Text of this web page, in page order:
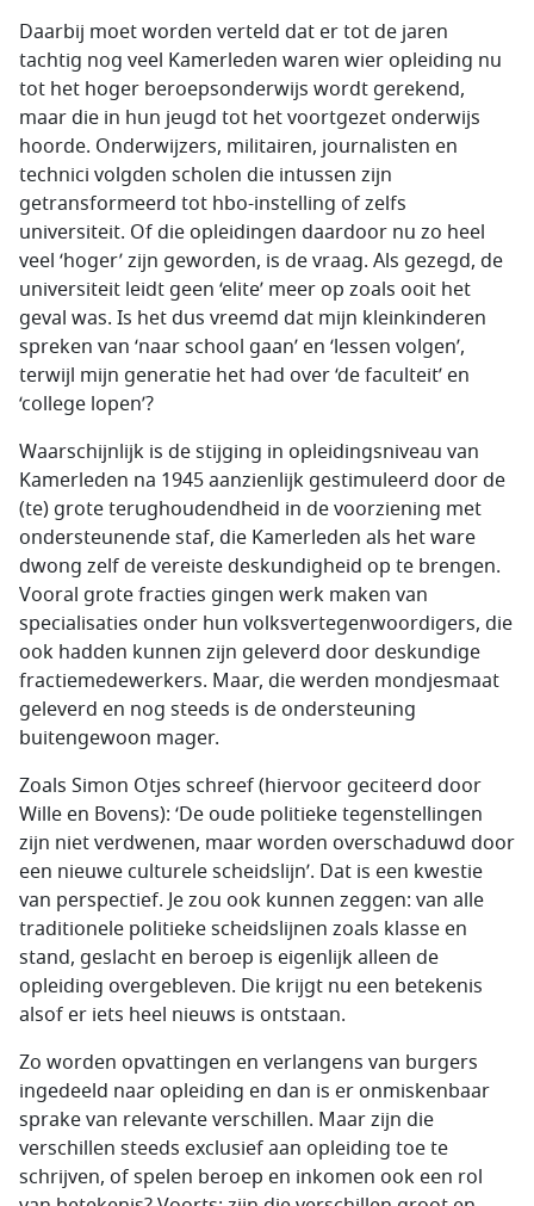
Daarbij moet worden verteld dat er tot de jaren
tachtig nog veel Kamerleden waren wier opleiding nu
tot het hoger beroepsonderwijs wordt gerekend,
maar die in hun jeugd tot het voortgezet onderwijs
hoorde. Onderwijzers, militairen, journalisten en
technici volgden scholen die intussen zijn
getransformeerd tot hbo-instelling of zelfs
universiteit. Of die opleidingen daardoor nu zo heel
veel ‘hoger’ zijn geworden, is de vraag. Als gezegd, de
universiteit leidt geen ‘elite’ meer op zoals ooit het
geval was. Is het dus vreemd dat mijn kleinkinderen
spreken van ‘naar school gaan’ en ‘lessen volgen’,
terwijl mijn generatie het had over ‘de faculteit’ en
‘college lopen’?
Waarschijnlijk is de stijging in opleidingsniveau van
Kamerleden na 1945 aanzienlijk gestimuleerd door de
(te) grote terughoudendheid in de voorziening met
ondersteunende staf, die Kamerleden als het ware
dwong zelf de vereiste deskundigheid op te brengen.
Vooral grote fracties gingen werk maken van
specialisaties onder hun volksvertegenwoordigers, die
ook hadden kunnen zijn geleverd door deskundige
fractiemedewerkers. Maar, die werden mondjesmaat
geleverd en nog steeds is de ondersteuning
buitengewoon mager.
Zoals Simon Otjes schreef (hiervoor geciteerd door
Wille en Bovens): ‘De oude politieke tegenstellingen
zijn niet verdwenen, maar worden overschaduwd door
een nieuwe culturele scheidslijn’. Dat is een kwestie
van perspectief. Je zou ook kunnen zeggen: van alle
traditionele politieke scheidslijnen zoals klasse en
stand, geslacht en beroep is eigenlijk alleen de
opleiding overgebleven. Die krijgt nu een betekenis
alsof er iets heel nieuws is ontstaan.
Zo worden opvattingen en verlangens van burgers
ingedeeld naar opleiding en dan is er onmiskenbaar
sprake van relevante verschillen. Maar zijn die
verschillen steeds exclusief aan opleiding toe te
schrijven, of spelen beroep en inkomen ook een rol